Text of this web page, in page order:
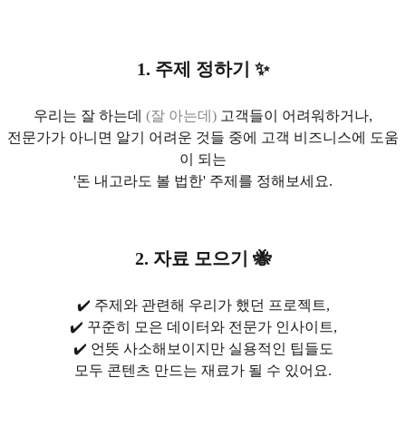
1. 주제 정하기 ✨
우리는 잘 하는데 (잘 아는데) 고객들이 어려워하거나,
전문가가 아니면 알기 어려운 것들 중에 고객 비즈니스에 도움
이 되는
'돈 내고라도 볼 법한' 주제를 정해보세요.
2. 자료 모으기 🐝
✔️ 주제와 관련해 우리가 했던 프로젝트,
✔️ 꾸준히 모은 데이터와 전문가 인사이트,
✔️ 언뜻 사소해보이지만 실용적인 팁들도
모두 콘텐츠 만드는 재료가 될 수 있어요.